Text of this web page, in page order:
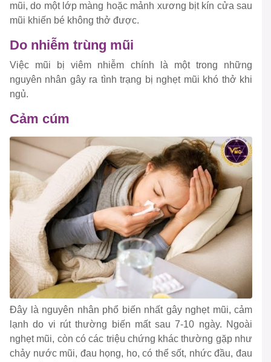
mũi, do một lớp màng hoặc mảnh xương bịt kín cửa sau
mũi khiến bé không thở được.
Do nhiễm trùng mũi
Việc mũi bị viêm nhiễm chính là một trong những
nguyên nhân gây ra tình trạng bị nghẹt mũi khó thở khi
ngủ.
Cảm cúm
Đây là nguyên nhân phổ biến nhất gây nghẹt mũi, cảm
lạnh do vi rút thường biến mất sau 7-10 ngày. Ngoài
nghẹt mũi, còn có các triệu chứng khác thường gặp như
chảy nước mũi, đau họng, ho, có thể sốt, nhức đầu, đau